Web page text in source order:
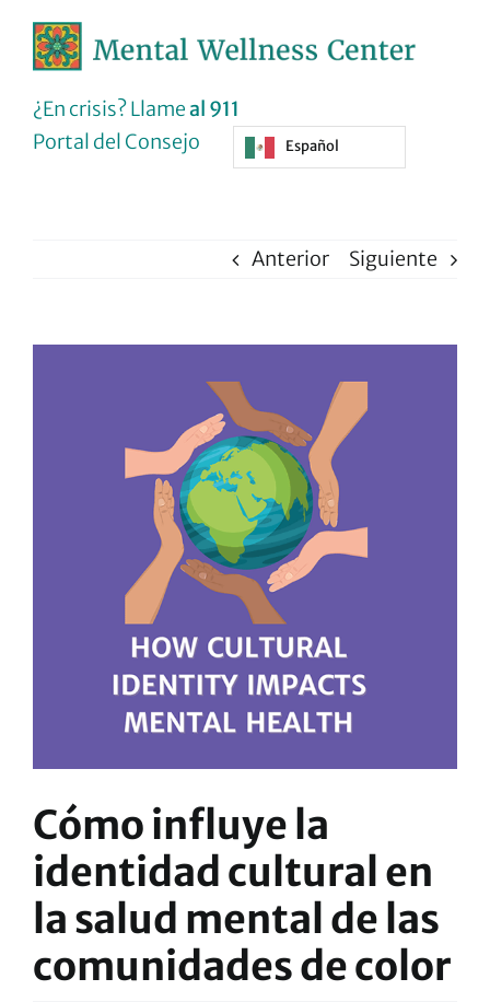
¿En crisis? Llameal 911
Portal del Consejo
Español
Anterior Siguiente
Cómo influye la
identidad cultural en
la salud mental de las
comunidades de color